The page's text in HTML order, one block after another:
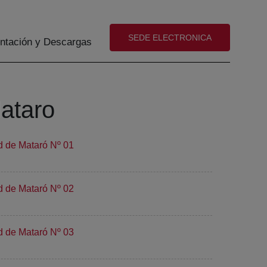
y Descargas (abre en nueva ventana)
SEDE ELECTRONICA
de Mataró Nº 01
de Mataró Nº 02
de Mataró Nº 03